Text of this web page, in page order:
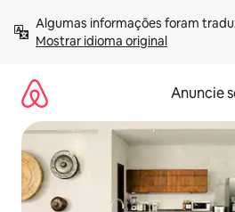
para
Mostrar idioma original
Anuncie